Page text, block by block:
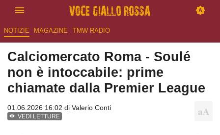
NOTIZIE MAGAZINE TMW RADIO
Calciomercato Roma - Soulé
non è intoccabile: prime
chiamate dalla Premier League
01.06.2026 16:02 di Valerio Conti
VEDI LETTURE